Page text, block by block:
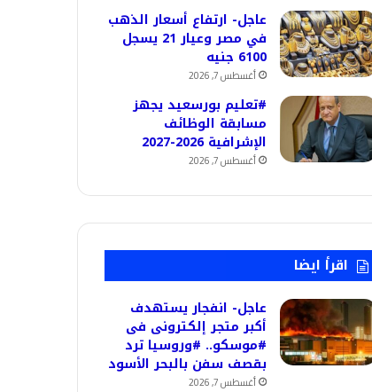
عاجل- ارتفاع أسعار الذهب
في مصر وعيار 21 يسجل
6100 جنيه
أغسطس 7, 2026
#تعليم بورسعيد يجهز
مسابقة الوظائف
الإشرافية 2026-2027
أغسطس 7, 2026
اقرأ ايضا
عاجل- انفجار يستهدف
أكبر متجر إلكترونى فى
#موسكو.. #وروسيا ترد
بقصف سفن بالبحر الأسود
أغسطس 7, 2026